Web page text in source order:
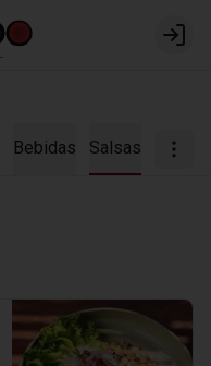
Login
Bebidas Salsas